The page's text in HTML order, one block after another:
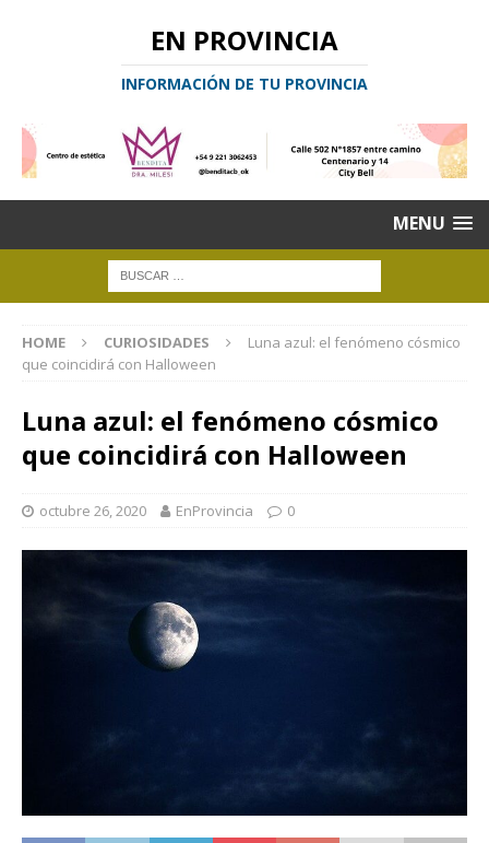
EN PROVINCIA
INFORMACIÓN DE TU PROVINCIA
MENU
HOME CURIOSIDADES
Luna azul: el fenómeno cósmico
que coincidirá con Halloween
Luna azul: el fenómeno cósmico
que coincidirá con Halloween
octubre 26, 2020 EnProvincia 0